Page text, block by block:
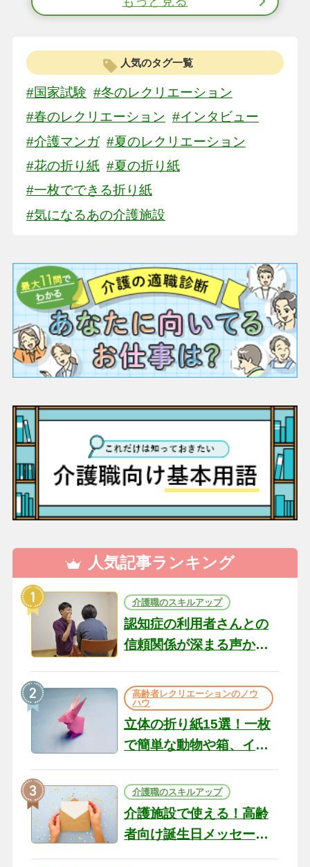
人気のタグ一覧
#国家試験 #冬のレクリエーション
#春のレクリエーション #インタビュー
#介護マンガ #夏のレクリエーション
#花の折り紙 #夏の折り紙
#一枚でできる折り紙
#気になるあの介護施設
人気記事ランキング
介護職のスキルアップ
認知症の利用者さんとの
信頼関係が深まる声かけ
の現場から（22）
高齢者レクリエーションのノウ
ハウ
立体の折り紙15選！一枚
で簡単な動物や箱、イン
介護職のスキルアップ
介護施設で使える！高齢
者向け誕生日メッセージ